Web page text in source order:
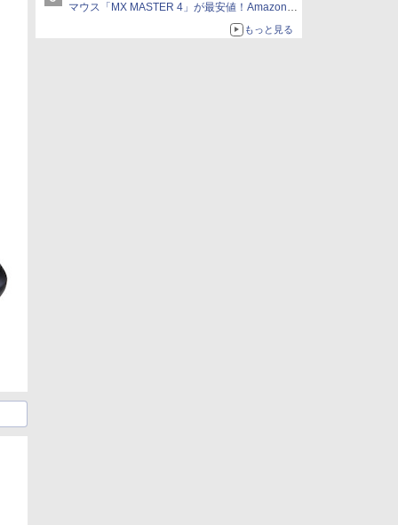
マウス「MX MASTER 4」が最安値！Amazonで
もっと見る